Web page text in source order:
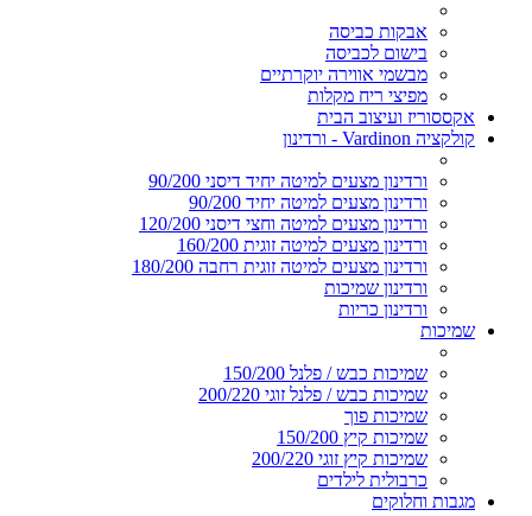
אבקות כביסה
בישום לכביסה
מבשמי אווירה יוקרתיים
מפיצי ריח מקלות
אקססוריז ועיצוב הבית
קולקציה Vardinon - ורדינון
ורדינון מצעים למיטה יחיד דיסני 90/200
ורדינון מצעים למיטה יחיד 90/200
ורדינון מצעים למיטה וחצי דיסני 120/200
ורדינון מצעים למיטה זוגית 160/200
ורדינון מצעים למיטה זוגית רחבה 180/200
ורדינון שמיכות
ורדינון כריות
שמיכות
שמיכות כבש / פלנל 150/200
שמיכות כבש / פלנל זוגי 200/220
שמיכות פוך
שמיכות קיץ 150/200
שמיכות קיץ זוגי 200/220
כרבולית לילדים
מגבות וחלוקים